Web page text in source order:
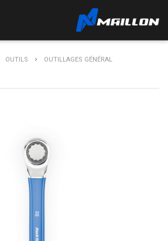
OUTILS
OUTILLAGES GÉNÉRAL